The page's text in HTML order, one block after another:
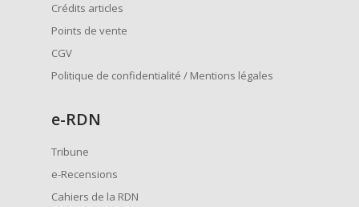
Crédits articles
Points de vente
CGV
Politique de confidentialité / Mentions légales
e-RDN
Tribune
e-Recensions
Cahiers de la RDN